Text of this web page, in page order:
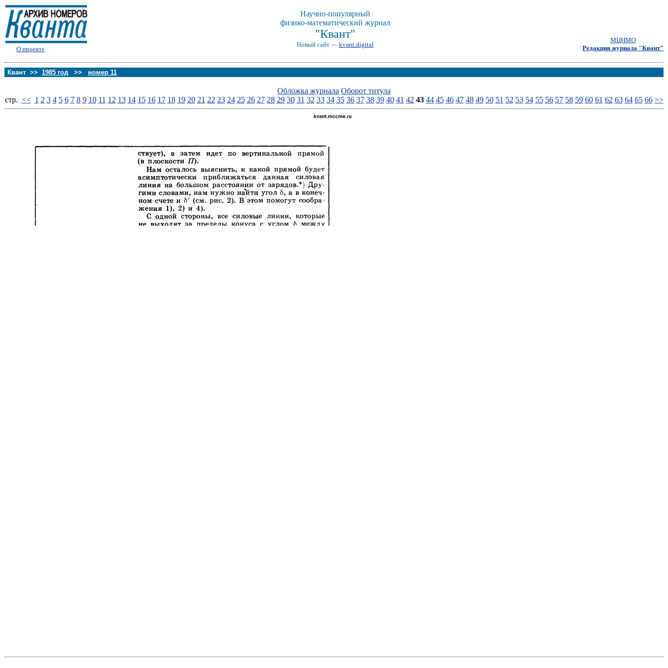
О проекте
Научно-популярный
физико-математический журнал
"Квант"
Новый сайт — kvant.digital
МЦНМО
Редакция журнала "Квант"
Квант >> 1985 год >> номер 11
Обложка журнала Оборот титула
стp. << 1 2 3 4 5 6 7 8 9 10 11 12 13 14 15 16 17 18 19 20 21 22 23 24 25 26 27 28 29 30 31 32 33 34 35 36 37 38 39 40 41 42 43 44 45 46 47 48 49 50 51 52 53 54 55 56 57 58 59 60 61 62 63 64 65 66 >>